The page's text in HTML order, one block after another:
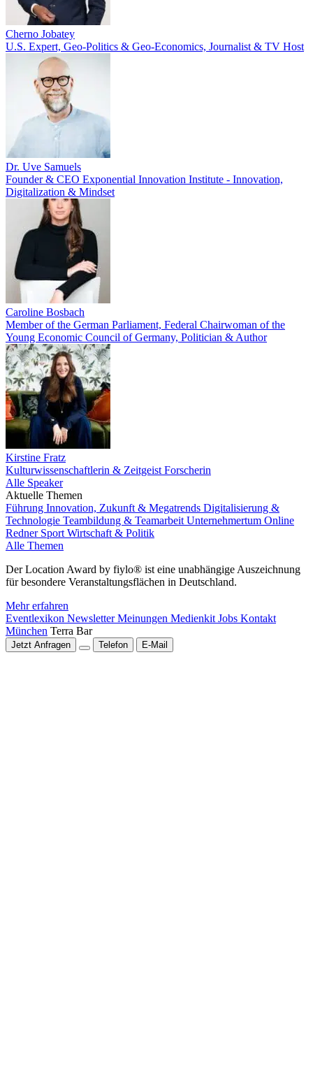
Cherno Jobatey
U.S. Expert, Geo-Politics & Geo-Economics, Journalist & TV Host
Dr. Uve Samuels
Founder & CEO Exponential Innovation Institute - Innovation,
Digitalization & Mindset
Caroline Bosbach
Member of the German Parliament, Federal Chairwoman of the
Young Economic Council of Germany, Politician & Author
Kirstine Fratz
Kulturwissenschaftlerin & Zeitgeist Forscherin
Alle Speaker
Aktuelle Themen
Führung Innovation, Zukunft & Megatrends Digitalisierung &
Technologie Teambildung & Teamarbeit Unternehmertum Online
Redner Sport Wirtschaft & Politik
Alle Themen
Der Location Award by fiylo® ist eine unabhängige Auszeichnung
für besondere Veranstaltungsflächen in Deutschland.
Mehr erfahren
Eventlexikon NewsletterMeinungen Medienkit Jobs Kontakt
München Terra Bar
Jetzt Anfragen Telefon E-Mail